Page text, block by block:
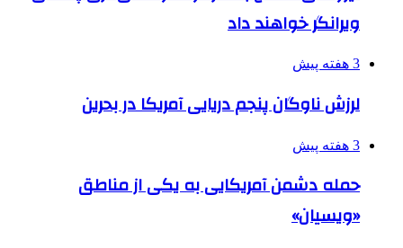
ویرانگر خواهند داد
3 هفته پیش
لرزش ناوگان پنجم دریایی آمریکا در بحرین
3 هفته پیش
حمله دشمن آمریکایی به یکی از مناطق
«ویسیان»